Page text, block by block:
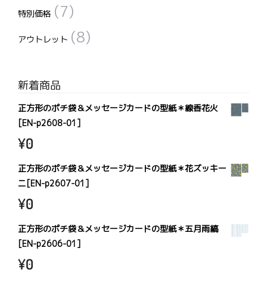
特別価格 (7)
アウトレット (8)
新着商品
正方形のポチ袋＆メッセージカードの型紙＊線香花火
[EN-p2608-01]
¥0
正方形のポチ袋＆メッセージカードの型紙＊花ズッキー
ニ[EN-p2607-01]
¥0
正方形のポチ袋＆メッセージカードの型紙＊五月雨縞
[EN-p2606-01]
¥0